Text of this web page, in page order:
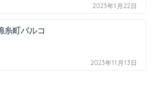
2023年1月22日
町パルコ
2023年11月13日